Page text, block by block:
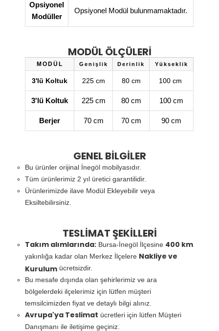
Opsiyonel
Modüller
Opsiyonel Modül bulunmamaktadır.
MODÜL ÖLÇÜLERİ
MODÜL Genişlik Derinlik Yükseklik
3'lü Koltuk 225 cm 80 cm 100 cm
3'lü Koltuk 225 cm 80 cm 100 cm
Berjer 70 cm 70 cm 90 cm
GENEL BİLGİLER
Bu ürünler orijinal İnegöl mobilyasıdır.
Tüm ürünlerimiz 2 yıl üretici garantilidir.
Ürünlerimizde ilave Modül Ekleyebilir veya
Eksiltebilirsiniz.
TESLİMAT ŞEKİLLERİ
Takım alımlarında: Bursa-İnegöl İlçesine 400 km
yakınlığa kadar olan Merkez İlçelere Nakliye ve
Kurulum ücretsizdir.
Bu mesafe dışında olan şehirlerimiz ve ara
bölgelerdeki ilçelerimiz için lütfen müşteri
temsilcimizden fiyat ve detaylı bilgi alınız.
Avrupa'ya Teslimat ücretleri için lütfen Müşteri
Danışmanı ile iletişime geçiniz.